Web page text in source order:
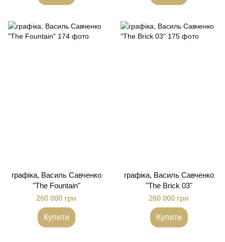
графіка, Василь Савченко
"The Fountain"
260 000 грн
Купити
графіка, Василь Савченко
"The Brick 03"
260 000 грн
Купити